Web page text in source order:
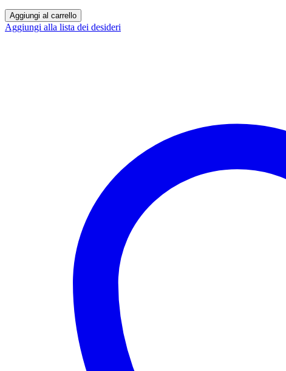
SUPER
FLAVOR
JUNGLE
Aggiungi al carrello
Aggiungi alla lista dei desideri